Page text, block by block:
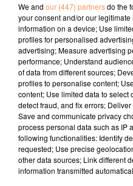
Facebook :https://
Adresse : 112 boulevard
Tél : 06 52 58 71 37
We and our (447) partnersdo the
your consent and/or our
information on a device; Use
profiles for personalised
advertising; Measure advertising
performance; Understand
of data from different sources;
profiles to personalise content;
content; Use limited data to select
detect fraud, and fix errors;
Save and communicate privacy
process personal data such as IP
following functionalities: Identify
requested; Use precise
other data sources; Link different
information transmitted